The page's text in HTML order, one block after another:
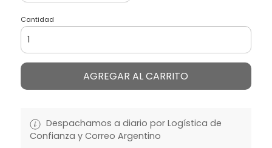
Cantidad
AGREGAR AL CARRITO
Despachamos a diario por Logística de
Confianza y Correo Argentino